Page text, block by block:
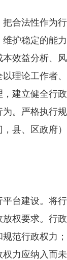
合法性作为
护稳定的能
效益分析、
理论工作者
建立健全行
。严格执行
县、区政府）
台建设。将行
权要求。行
范行政权力
力应纳入而